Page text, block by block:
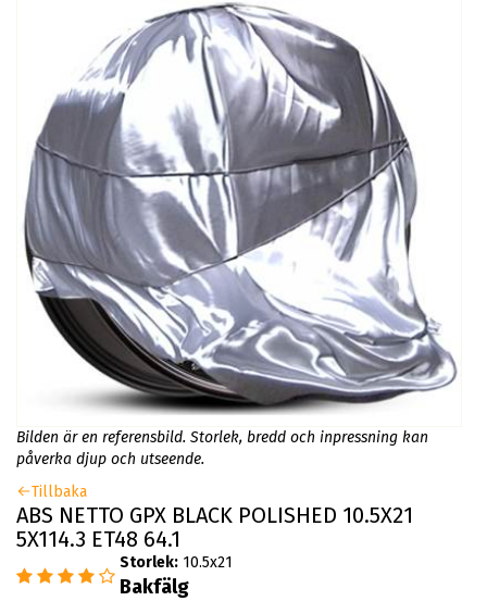
Bilden är en referensbild. Storlek, bredd och inpressning kan
påverka djup och utseende.
Tillbaka
ABS NETTO GPX BLACK POLISHED 10.5X21
5X114.3 ET48 64.1
Storlek: 10.5x21
Bakfälg